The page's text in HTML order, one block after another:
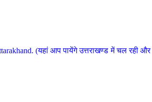
(यहां आप पायेंगे उत्तराखण्ड में चल रही